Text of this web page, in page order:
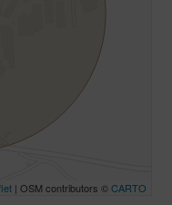
| OSM contributors ©CARTO